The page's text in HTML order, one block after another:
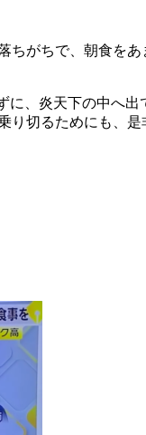
がちで、朝食を
に、炎天下の中へ
切るためにも、是